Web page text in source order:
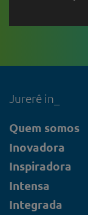
Jurerê in_
Quem somos
Inovadora
Inspiradora
Intensa
Integrada